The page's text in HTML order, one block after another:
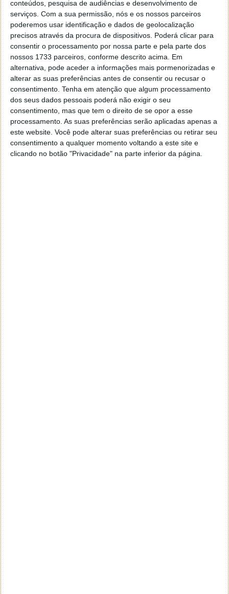
conteúdos, pesquisa de audiências e desenvolvimento de
serviços. Com a sua permissão, nós e os nossos parceiros
poderemos usar identificação e dados de geolocalização
precisos através da procura de dispositivos. Poderá clicar para
consentir o processamento por nossa parte e pela parte dos
nossos 1733 parceiros, conforme descrito acima. Em
alternativa, pode aceder a informações mais pormenorizadas e
alterar as suas preferências antes de consentir ou recusar o
consentimento. Tenha em atenção que algum processamento
dos seus dados pessoais poderá não exigir o seu
consentimento, mas que tem o direito de se opor a esse
processamento. As suas preferências serão aplicadas apenas a
este website. Você pode alterar suas preferências ou retirar seu
consentimento a qualquer momento voltando a este site e
clicando no botão "Privacidade" na parte inferior da página.
Excelente!! E agora com SMS free para qualquer cel. do
mundo. Para cá fica R11 centavos o minuto para ligar para
qualquer parte do mundo mais os 10 minutos free diários.
Abraço
Iv@n
Responder
DEIXE UM COMENTÁRIO
Comentário